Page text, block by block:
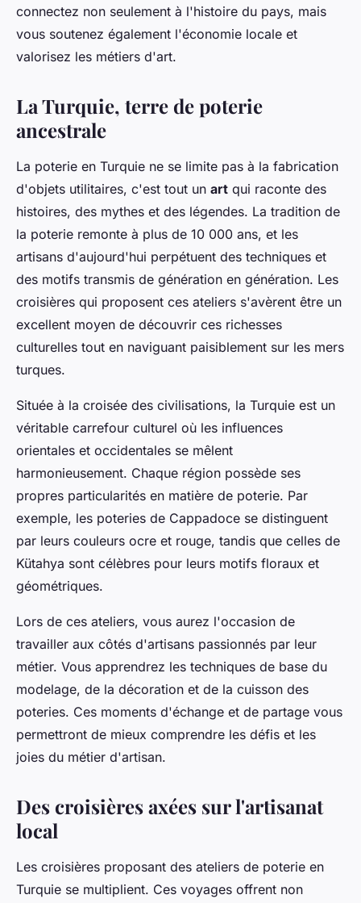
connectez non seulement à l'histoire du pays, mais
vous soutenez également l'économie locale et
valorisez les métiers d'art.
La Turquie, terre de poterie
ancestrale
La poterie en Turquie ne se limite pas à la fabrication
d'objets utilitaires, c'est tout un art qui raconte des
histoires, des mythes et des légendes. La tradition de
la poterie remonte à plus de 10 000 ans, et les
artisans d'aujourd'hui perpétuent des techniques et
des motifs transmis de génération en génération. Les
croisières qui proposent ces ateliers s'avèrent être un
excellent moyen de découvrir ces richesses
culturelles tout en naviguant paisiblement sur les mers
turques.
Située à la croisée des civilisations, la Turquie est un
véritable carrefour culturel où les influences
orientales et occidentales se mêlent
harmonieusement. Chaque région possède ses
propres particularités en matière de poterie. Par
exemple, les poteries de Cappadoce se distinguent
par leurs couleurs ocre et rouge, tandis que celles de
Kütahya sont célèbres pour leurs motifs floraux et
géométriques.
Lors de ces ateliers, vous aurez l'occasion de
travailler aux côtés d'artisans passionnés par leur
métier. Vous apprendrez les techniques de base du
modelage, de la décoration et de la cuisson des
poteries. Ces moments d'échange et de partage vous
permettront de mieux comprendre les défis et les
joies du métier d'artisan.
Des croisières axées sur l'artisanat
local
Les croisières proposant des ateliers de poterie en
Turquie se multiplient. Ces voyages offrent non